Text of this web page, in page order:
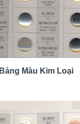
Bảng Màu Kim Loại